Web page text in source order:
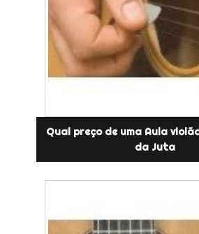
Qual preço de uma Aula
da Juta